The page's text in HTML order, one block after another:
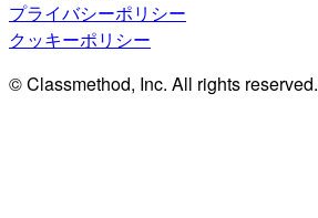
プライバシーポリシー
クッキーポリシー
© Classmethod, Inc. All rights reserved.